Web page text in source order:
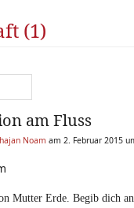
(1)
am Fluss
Noam am 2. Februar 2015
Mutter Erde. Begib dich